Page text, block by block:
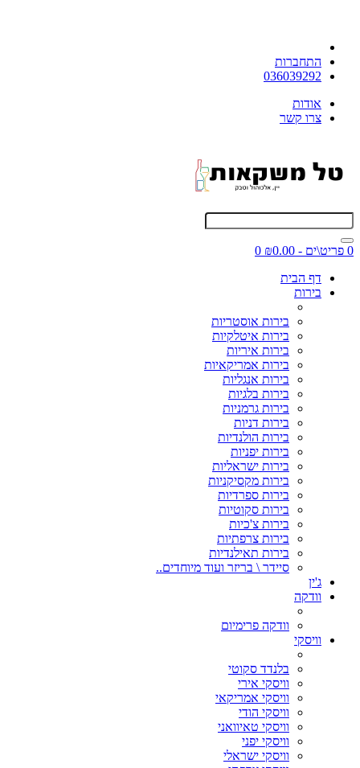
התחברות
036039292
אודות
צרו קשר
0 פריט\ים - ₪0.00
0
דף הבית
בירות
בירות אוסטריות
בירות איטלקיות
בירות איריות
בירות אמריקאיות
בירות אנגליות
בירות בלגיות
בירות גרמניות
בירות דניות
בירות הולנדיות
בירות יפניות
בירות ישראליות
בירות מקסיקניות
בירות ספרדיות
בירות סקוטיות
בירות צ'כיות
בירות צרפתיות
בירות תאילנדיות
סיידר \ בריזר ועוד מיוחדים..
ג'ין
וודקה
וודקה פרימיום
וויסקי
בלנדד סקוטי
וויסקי אירי
וויסקי אמריקאי
וויסקי הודי
וויסקי טאיוואני
וויסקי יפני
וויסקי ישראלי